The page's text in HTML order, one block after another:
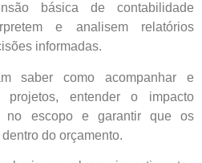
básica de contabilidade
e analisem relatórios
informadas.
saber como acompanhar e
entender o impacto
no escopo e garantir que os
do orçamento.